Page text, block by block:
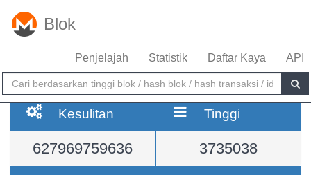
Blok
Penjelajah Statistik Daftar Kaya API
Kesulitan
627969759636
Tinggi
3735038